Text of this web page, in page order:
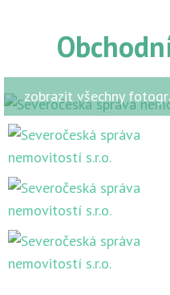
zobrazit všechny